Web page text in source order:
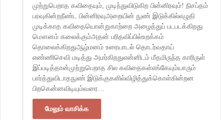
முற்றுபெறாத கவிதையும், முடிந்துவிடுகிற பின்னிரவும்! நிசப்தம்
பரவுகின்றநீண்ட பின்னிரவுஅறையின் நுண் இடுக்கில்எழுதி
முடிக்காத கவிதையொன்றுகாற்றை அழைத்துப் படபடக்கிறது
மௌனம் கலைக்கும்அதன் பரிதவிப்பில்உறக்கம்
தொலைக்கிறதுஆழ்மனம் உரையாடல் தொடர்வதாய்
எண்ணிசெவி மடித்து அமர்கிறதுஎன்னிடம் மீதமிருந்த காரிருள்
இப்படித்தான்முற்றுபெறாத சில கவிதைகள்எங்கேயும்யாரும்
பார்த்துவிடாதநுண் இடுக்குகளில்விழித்துக்கொள்கின்றன
பிறகென்னவிடியும்வரை…
மேலும் வாசிக்க